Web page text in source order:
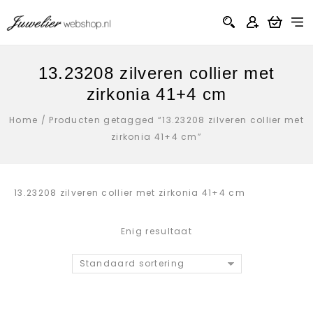
13.23208 zilveren collier met
zirkonia 41+4 cm
Home / Producten getagged “13.23208 zilveren collier met
zirkonia 41+4 cm”
13.23208 zilveren collier met zirkonia 41+4 cm
Enig resultaat
Standaard sortering